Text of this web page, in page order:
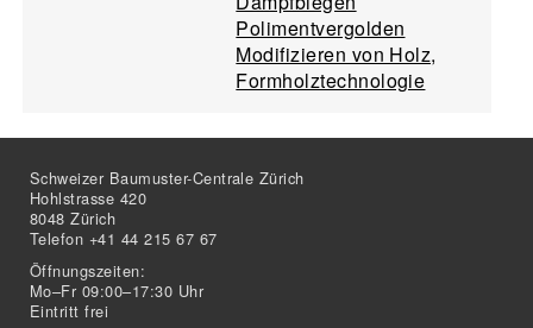
Polimentvergolden
Modifizieren von Holz,
Formholztechnologie
Schweizer Baumuster-Centrale Zürich
Hohlstrasse 420
8048 Zürich
Telefon +41 44 215 67 67
Öffnungszeiten:
Mo–Fr 09:00–17:30 Uhr
Eintritt frei